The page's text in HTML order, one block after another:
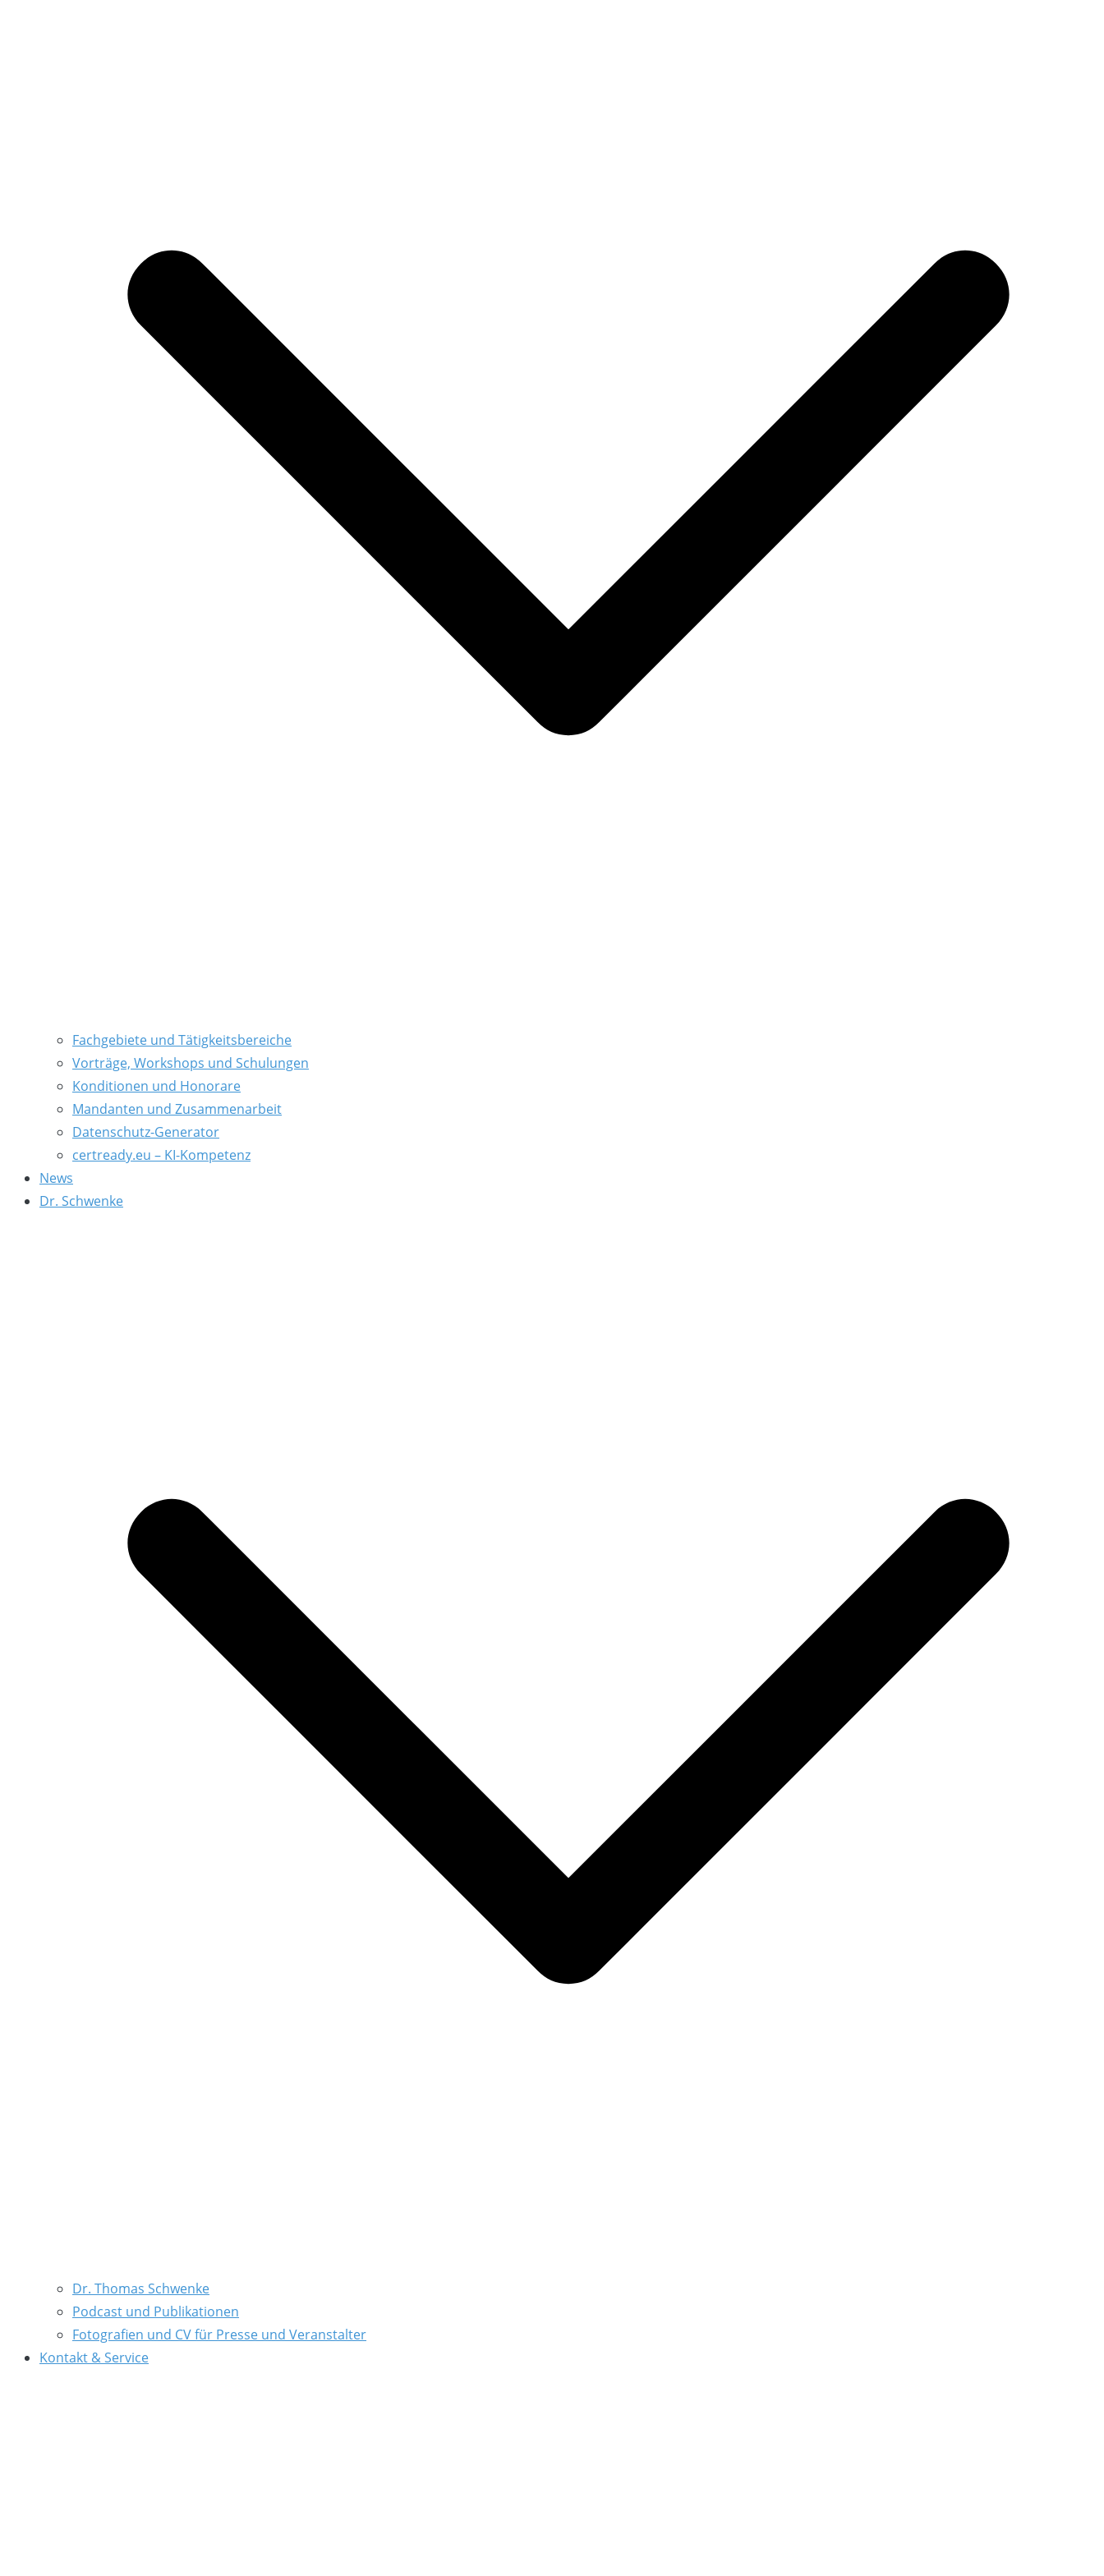
Fachgebiete und Tätigkeitsbereiche
Vorträge, Workshops und Schulungen
Konditionen und Honorare
Mandanten und Zusammenarbeit
Datenschutz-Generator
certready.eu – KI-Kompetenz
News
Dr. Schwenke
Dr. Thomas Schwenke
Podcast und Publikationen
Fotografien und CV für Presse und Veranstalter
Kontakt & Service